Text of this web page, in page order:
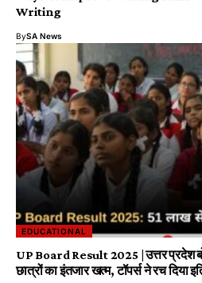
Writing
BySA News
EDUCATIONAL
UP Board Result 2025 | उत्तर प्रदेश
छात्रों का इंतजार खत्म, टॉपर्स ने रच दिया